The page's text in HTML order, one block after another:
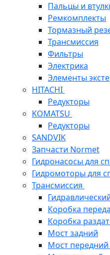
Пальцы и
Ремкомплекты
Тормазный
Трансмиссия
Фильтры
Электрика
Элементы
HITACHI
Редукторы
KOMATSU
Редукторы
SANDVIK
Запчасти Normet
Гидронасосы для
Гидромоторы для
Трансмиссия
Коробка
Коробка
Мост задний
Мост